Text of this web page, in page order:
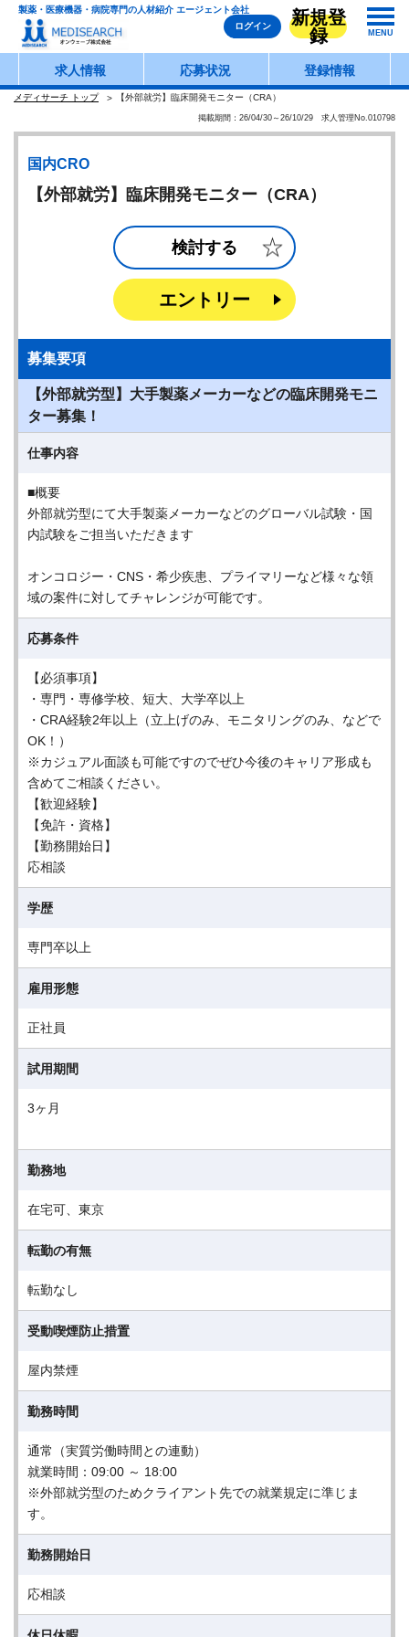
製薬・医療機器・病院専門の人材紹介 エージェント会社
ログイン
新規登
録
MENU
求人情報 応募状況 登録情報
メディサーチ トップ 【外部就労】臨床開発モニター（CRA）
掲載期間：26/04/30～26/10/29 求人管理No.010798
国内CRO
【外部就労】臨床開発モニター（CRA）
検討する
エントリー
募集要項
【外部就労型】大手製薬メーカーなどの臨床開発モニ
ター募集！
仕事内容
■概要
外部就労型にて大手製薬メーカーなどのグローバル試験・国
内試験をご担当いただきます
オンコロジー・CNS・希少疾患、プライマリーなど様々な領
域の案件に対してチャレンジが可能です。
応募条件
【必須事項】
・専門・専修学校、短大、大学卒以上
・CRA経験2年以上（立上げのみ、モニタリングのみ、などで
OK！）
※カジュアル面談も可能ですのでぜひ今後のキャリア形成も
含めてご相談ください。
【歓迎経験】
【免許・資格】
【勤務開始日】
応相談
学歴
専門卒以上
雇用形態
正社員
試用期間
3ヶ月
勤務地
在宅可、東京
転勤の有無
転勤なし
受動喫煙防止措置
屋内禁煙
勤務時間
通常（実質労働時間との連動）
就業時間：09:00 ～ 18:00
※外部就労型のためクライアント先での就業規定に準じま
す。
勤務開始日
応相談